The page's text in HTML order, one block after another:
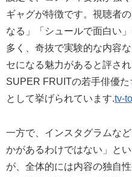
ギャグが特徴です。視聴者
なる」「シュールで面白い
多く、奇抜で実験的な内容
セになる魅力があると評さ
SUPER FRUITの若手俳優
として挙げられています.tv-
一方で、インスタグラムな
かがあるわけではない」と
が、全体的には内容の独自